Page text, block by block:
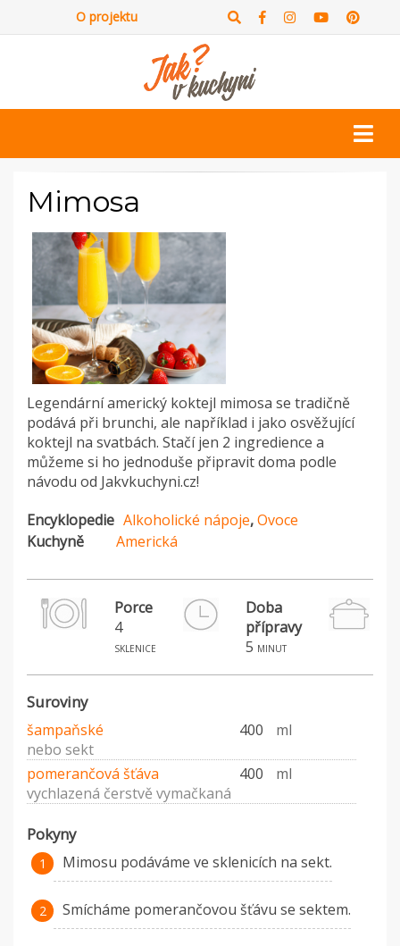
O projektu
Mimosa
Legendární americký koktejl mimosa se tradičně
podává při brunchi, ale například i jako osvěžující
koktejl na svatbách. Stačí jen 2 ingredience a
můžeme si ho jednoduše připravit doma podle
návodu od Jakvkuchyni.cz!
Encyklopedie Alkoholické nápoje,Ovoce
Kuchyně
Americká
Porce
4
sklenice
Doba
přípravy
5 minut
Suroviny
šampaňské 400
ml
nebo sekt
pomerančová šťáva
400
ml
vychlazená čerstvě vymačkaná
Pokyny
Mimosu podáváme ve sklenicích na sekt.
Smícháme pomerančovou šťávu se sektem.